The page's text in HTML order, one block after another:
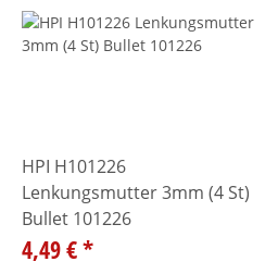
HPI H101226
Lenkungsmutter 3mm (4 St)
Bullet 101226
4,49 €*